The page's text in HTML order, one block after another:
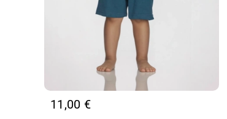
11,00 €